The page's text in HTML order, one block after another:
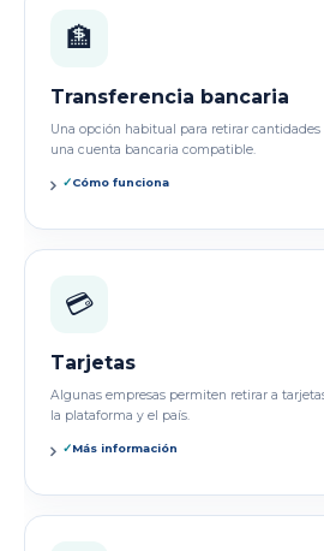
🏦
Transferencia bancaria
Una opción habitual para retirar
una cuenta bancaria compatible.
✓Cómo funciona
💳
Tarjetas
Algunas empresas permiten retirar a
la plataforma y el país.
✓Más información